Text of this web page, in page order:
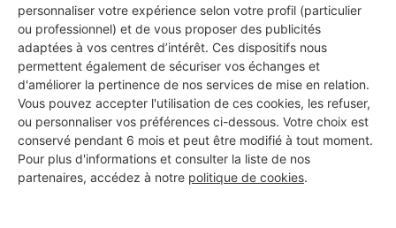
personnaliser votre expérience selon votre profil (particulier
ou professionnel) et de vous proposer des publicités
adaptées à vos centres d’intérêt. Ces dispositifs nous
permettent également de sécuriser vos échanges et
d'améliorer la pertinence de nos services de mise en relation.
Vous pouvez accepter l'utilisation de ces cookies, les refuser,
ou personnaliser vos préférences ci-dessous. Votre choix est
conservé pendant 6 mois et peut être modifié à tout moment.
Pour plus d'informations et consulter la liste de nos
partenaires, accédez à notre politique de cookies.
MADI CONSTRUCTIONS
Villecomtal-sur-Arros
8 ans d'expérience
Voir sa fiche